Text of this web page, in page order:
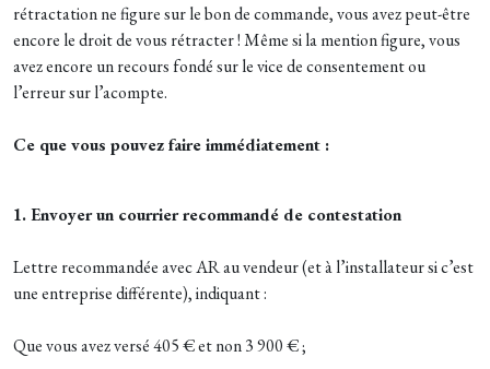
rétractation ne figure sur le bon de commande, vous avez peut-être
encore le droit de vous rétracter ! Même si la mention figure, vous
avez encore un recours fondé sur le vice de consentement ou
l’erreur sur l’acompte.
Ce que vous pouvez faire immédiatement :
1. Envoyer un courrier recommandé de contestation
Lettre recommandée avec AR au vendeur (et à l’installateur si c’est
une entreprise différente), indiquant :
Que vous avez versé 405 € et non 3 900 € ;